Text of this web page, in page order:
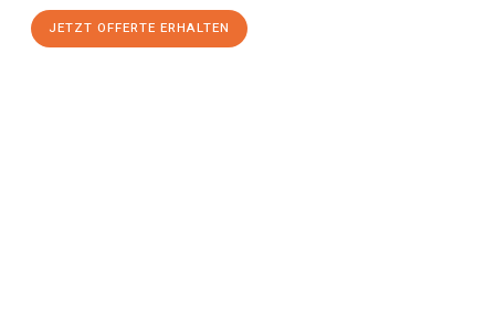
JETZT OFFERTE ERHALTEN